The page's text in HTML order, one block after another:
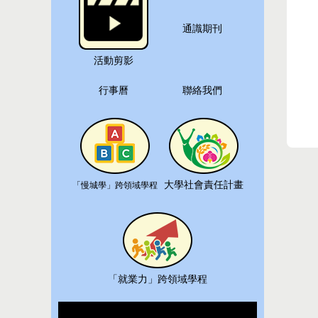
活動剪影
通識期刊
行事曆 聯絡我們
「慢城學」跨領域學程 大學社會責任計畫
「 就業力 」跨領域學程